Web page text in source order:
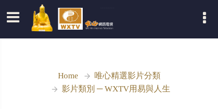
Home
唯心精選影片分類
影片類別 ─ WXTV用易與人生